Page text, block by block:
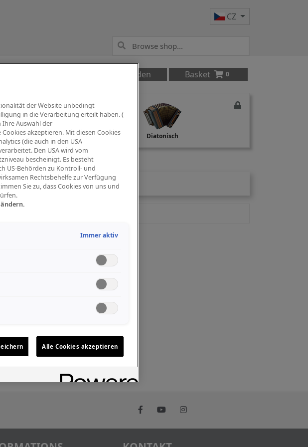
CZ
Anmelden Basket 0
PA Mikrofon Studio Recording Diatonisch
der Website unbedingt
in die Verarbeitung erteilt haben. (
Ihre Auswahl der
akzeptieren. Mit diesen Cookies
(die auch in den USA
Den USA wird vom
bescheinigt. Es besteht
US-Behörden zu Kontroll- und
Rechtsbehelfe zur Verfügung
Sie zu, dass Cookies von uns und
Immer aktiv
Alle Cookies akzeptieren